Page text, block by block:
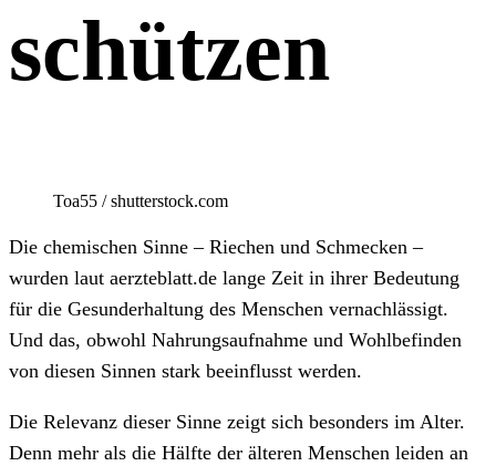
schützen
Toa55 / shutterstock.com
Die chemischen Sinne – Riechen und Schmecken –
wurden laut aerzteblatt.de lange Zeit in ihrer Bedeutung
für die Gesunderhaltung des Menschen vernachlässigt.
Und das, obwohl Nahrungsaufnahme und Wohlbefinden
von diesen Sinnen stark beeinflusst werden.
Die Relevanz dieser Sinne zeigt sich besonders im Alter.
Denn mehr als die Hälfte der älteren Menschen leiden an